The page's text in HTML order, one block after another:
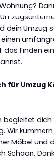
dein Umzug
Finden
für Umzug
begleitet
Wir
Möbel und
Schaan.